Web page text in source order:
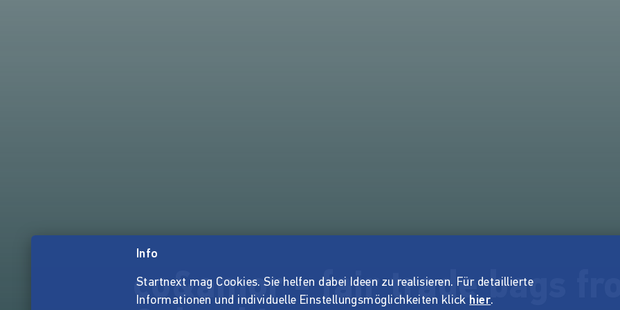
co&amor - fair trade bags
Info
Startnext mag Cookies. Sie helfen dabei Ideen zu realisieren. Für detaillierte
Informationen und individuelle Einstellungsmöglichkeiten klick hier.